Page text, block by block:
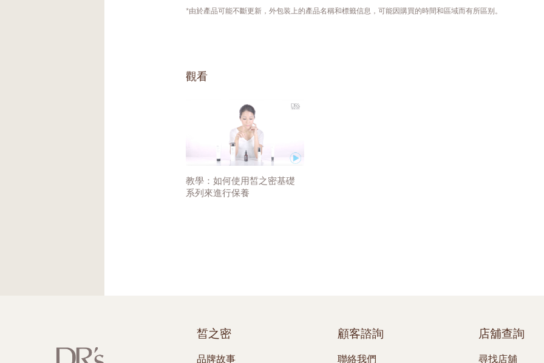
通過冷卻感有效緊緻毛孔而不使肌膚過度乾燥及不適。酵母發酵萃取更進一步地有效
*由於產品可能不斷更新，外包装上的產品名稱和標籤信息，可能因購買的時間和區域而有所區别。
觀看
教學：如何使用皙之密基礎
系列來進行保養
皙之密
品牌故事
顧客諮詢
聯絡我們
店舖查詢
尋找店舖